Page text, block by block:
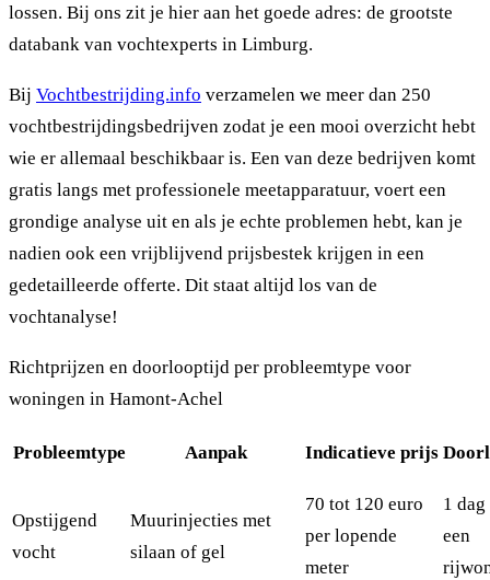
lossen. Bij ons zit je hier aan het goede adres: de grootste
databank van vochtexperts in Limburg.
Bij Vochtbestrijding.info verzamelen we meer dan 250
vochtbestrijdingsbedrijven zodat je een mooi overzicht hebt
wie er allemaal beschikbaar is. Een van deze bedrijven komt
gratis langs met professionele meetapparatuur, voert een
grondige analyse uit en als je echte problemen hebt, kan je
nadien ook een vrijblijvend prijsbestek krijgen in een
gedetailleerde offerte. Dit staat altijd los van de
vochtanalyse!
Richtprijzen en doorlooptijd per probleemtype voor
woningen in Hamont-Achel
Probleemtype Aanpak Indicatieve prijs
Opstijgend
vocht
Muurinjecties met
silaan of gel
70 tot 120 euro
per lopende
meter
1
een